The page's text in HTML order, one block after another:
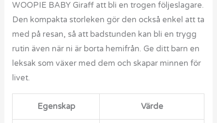
WOOPIE BABY Giraff att bli en trogen följeslagare.
Den kompakta storleken gör den också enkel att ta
med på resan, så att badstunden kan bli en trygg
rutin även när ni är borta hemifrån. Ge ditt barn en
leksak som växer med dem och skapar minnen för
livet.
Egenskap Värde